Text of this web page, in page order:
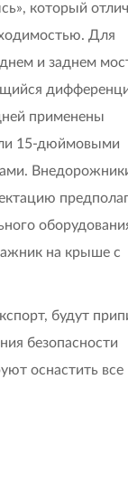
который
Для
и заднем
применены
15-дюймовыми
на крыше с
будут
безопасности
оснастить